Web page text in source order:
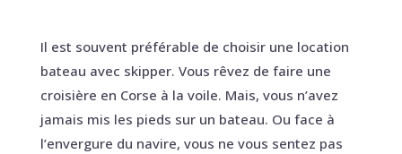
Il est souvent préférable de choisir une location
bateau avec skipper. Vous rêvez de faire une
croisière en Corse à la voile. Mais, vous n’avez
jamais mis les pieds sur un bateau. Ou face à
l’envergure du navire, vous ne vous sentez pas